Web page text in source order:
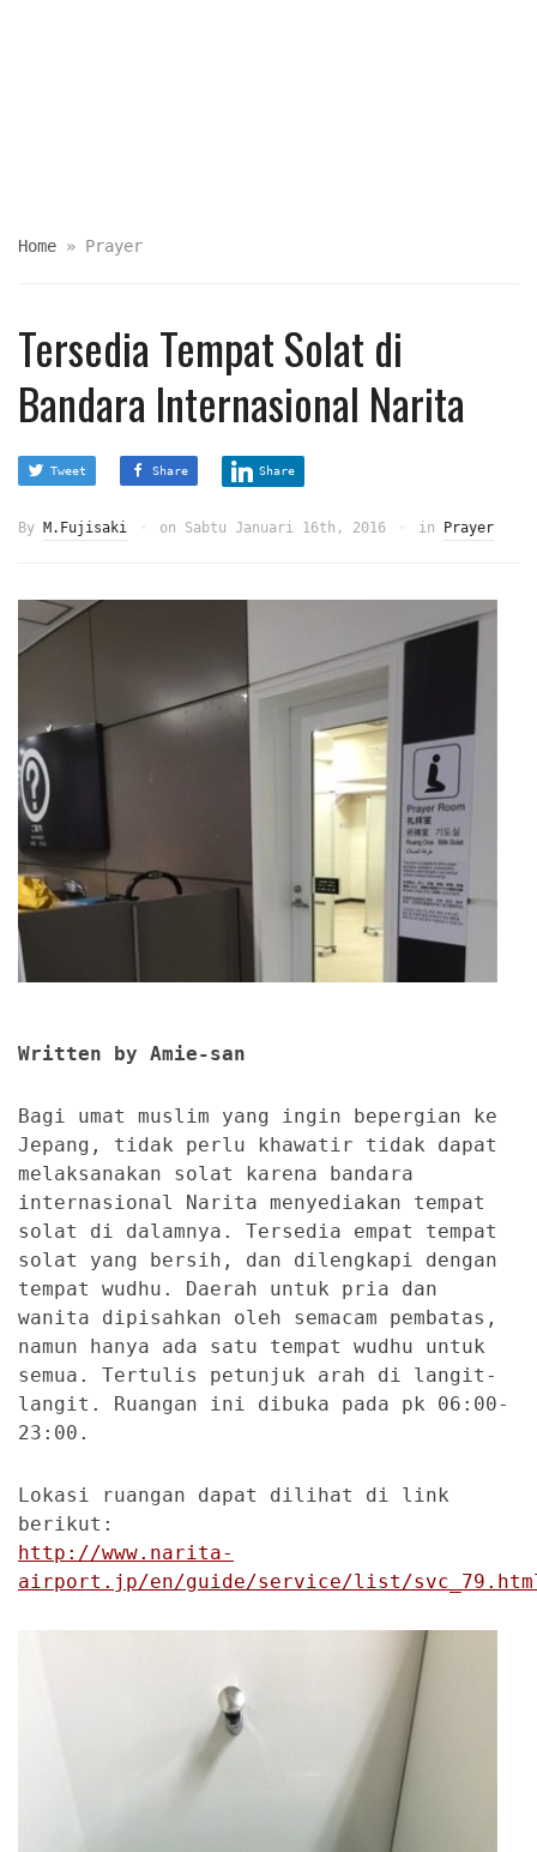
Home » Prayer
Tersedia Tempat Solat di
Bandara Internasional Narita
Tweet Share Share
By M.Fujisaki on Sabtu Januari 16th, 2016 in Prayer
Written by Amie-san
Bagi umat muslim yang ingin bepergian ke
Jepang, tidak perlu khawatir tidak dapat
melaksanakan solat karena bandara
internasional Narita menyediakan tempat
solat di dalamnya. Tersedia empat tempat
solat yang bersih, dan dilengkapi dengan
tempat wudhu. Daerah untuk pria dan
wanita dipisahkan oleh semacam pembatas,
namun hanya ada satu tempat wudhu untuk
semua. Tertulis petunjuk arah di langit-
langit. Ruangan ini dibuka pada pk 06:00-
23:00.
Lokasi ruangan dapat dilihat di link
berikut:
http://www.narita-
airport.jp/en/guide/service/list/